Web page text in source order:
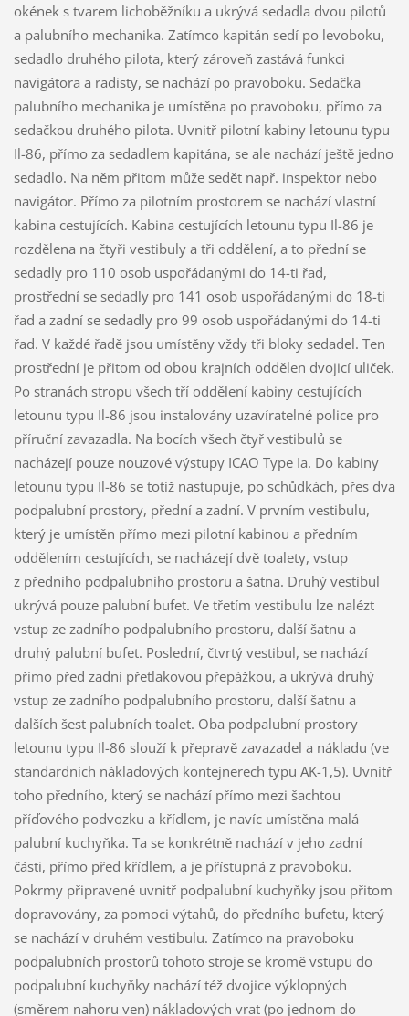
okének s tvarem lichoběžníku a ukrývá sedadla dvou pilotů
a palubního mechanika. Zatímco kapitán sedí po levoboku,
sedadlo druhého pilota, který zároveň zastává funkci
navigátora a radisty, se nachází po pravoboku. Sedačka
palubního mechanika je umístěna po pravoboku, přímo za
sedačkou druhého pilota. Uvnitř pilotní kabiny letounu typu
Il-86, přímo za sedadlem kapitána, se ale nachází ještě jedno
sedadlo. Na něm přitom může sedět např. inspektor nebo
navigátor. Přímo za pilotním prostorem se nachází vlastní
kabina cestujících. Kabina cestujících letounu typu Il-86 je
rozdělena na čtyři vestibuly a tři oddělení, a to přední se
sedadly pro 110 osob uspořádanými do 14-ti řad,
prostřední se sedadly pro 141 osob uspořádanými do 18-ti
řad a zadní se sedadly pro 99 osob uspořádanými do 14-ti
řad. V každé řadě jsou umístěny vždy tři bloky sedadel. Ten
prostřední je přitom od obou krajních oddělen dvojicí uliček.
Po stranách stropu všech tří oddělení kabiny cestujících
letounu typu Il-86 jsou instalovány uzavíratelné police pro
příruční zavazadla. Na bocích všech čtyř vestibulů se
nacházejí pouze nouzové výstupy ICAO Type Ia. Do kabiny
letounu typu Il-86 se totiž nastupuje, po schůdkách, přes dva
podpalubní prostory, přední a zadní. V prvním vestibulu,
který je umístěn přímo mezi pilotní kabinou a předním
oddělením cestujících, se nacházejí dvě toalety, vstup
z předního podpalubního prostoru a šatna. Druhý vestibul
ukrývá pouze palubní bufet. Ve třetím vestibulu lze nalézt
vstup ze zadního podpalubního prostoru, další šatnu a
druhý palubní bufet. Poslední, čtvrtý vestibul, se nachází
přímo před zadní přetlakovou přepážkou, a ukrývá druhý
vstup ze zadního podpalubního prostoru, další šatnu a
dalších šest palubních toalet. Oba podpalubní prostory
letounu typu Il-86 slouží k přepravě zavazadel a nákladu (ve
standardních nákladových kontejnerech typu AK-1,5). Uvnitř
toho předního, který se nachází přímo mezi šachtou
příďového podvozku a křídlem, je navíc umístěna malá
palubní kuchyňka. Ta se konkrétně nachází v jeho zadní
části, přímo před křídlem, a je přístupná z pravoboku.
Pokrmy připravené uvnitř podpalubní kuchyňky jsou přitom
dopravovány, za pomoci výtahů, do předního bufetu, který
se nachází v druhém vestibulu. Zatímco na pravoboku
podpalubních prostorů tohoto stroje se kromě vstupu do
podpalubní kuchyňky nachází též dvojice výklopných
(směrem nahoru ven) nákladových vrat (po jednom do